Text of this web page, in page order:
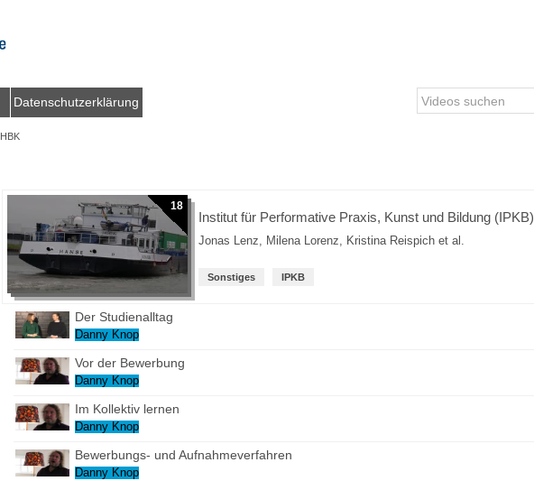
Datenschutzerklärung
HBK
18
Institut für Performative Praxis, Kunst und Bildung (IPKB)
Jonas Lenz, Milena Lorenz, Kristina Reispich et al.
Sonstiges IPKB
Der Studienalltag
Danny Knop
Vor der Bewerbung
Danny Knop
Im Kollektiv lernen
Danny Knop
Bewerbungs- und Aufnahmeverfahren
Danny Knop